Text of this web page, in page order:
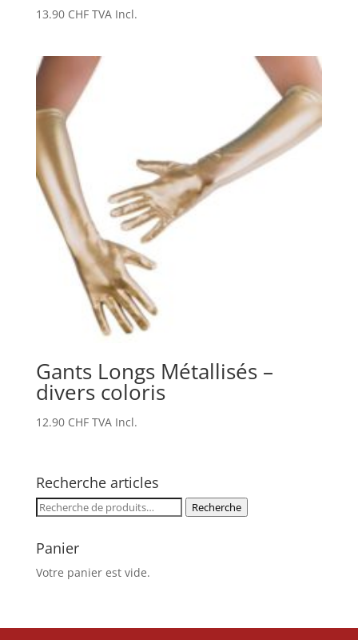
13.90 CHF TVA Incl.
Gants Longs Métallisés –
divers coloris
12.90 CHF TVA Incl.
Recherche articles
Recherche
Recherche
Panier
Votre panier est vide.